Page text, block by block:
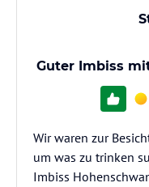
Guter Imbiss
Wir waren zur
um was zu trinken
Imbiss